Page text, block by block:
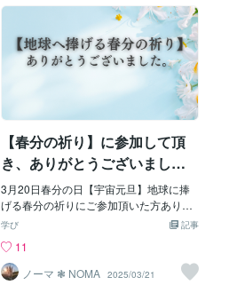
って「明日からすぐにでも通いたい
よ！」といっただけだった。下の子に至
っては、「サプラーイズ！」と叫んで大
げさなリアクションつきで結果を教えた
のに、思ったよりも随分冷静に「そうだ
とおもった。私は行けないなんて少しも
おもったことないから。」といった。そ
して、「お母さんにありがとうを言いた
くて。お礼に。」と公共の歩道で即興で
つくった、バレエ風の”喜びの舞”（？）
を振付して踊って見せてくれた。子ども
たちが穏やかに喜ぶ中、家族の中で一番
どきどきしまくっていたのは自分かも。
多分、大丈夫だろう、でも予測を超えた
なにかがあったらこわい。そんな万が
一、の不安をなかなか手放せなかったの
だ。不安が暴走して自滅する傾向は、子
供の頃から染み付いている考え方の癖
【春分の祈り】に参加して頂
き、ありがとうございまし
た。
3月20日春分の日【宇宙元旦】地球に捧
げる春分の祈りにご参加頂いた方ありが
とうございました。私は四国のこちらの
前に瞑想をしていると上品なご婦人に
「詩作中ですか」と声をかけられ…お話
しをしていると、私の事を詩人か何か物
記事
学び
11
ノーマ ❃ NOMA 2025/03/21